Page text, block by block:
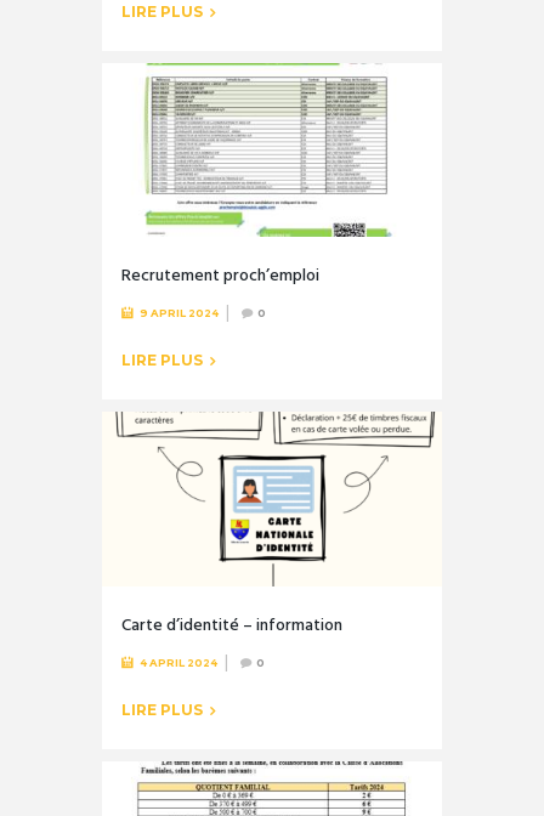
LIRE PLUS
Recrutement proch’emploi
9 APRIL 2024 0
LIRE PLUS
Carte d’identité – information
4 APRIL 2024 0
LIRE PLUS